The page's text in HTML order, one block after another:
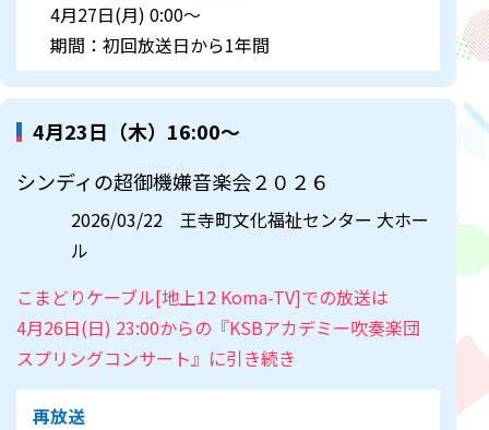
4月27日(月) 0:00～
期間：初回放送日から1年間
4月23日（木）16:00～
シンディの超御機嫌音楽会２０２６
2026/03/22 王寺町文化福祉センター 大ホー
ル
こまどりケーブル[地上12 Koma-TV]での放送は
4月26日(日) 23:00からの『KSBアカデミー吹奏楽団
スプリングコンサート』に引き続き
再放送